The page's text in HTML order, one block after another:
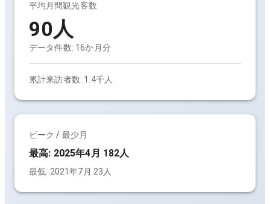
平均月間観光客数
90人
データ件数: 16か月分
累計来訪者数: 1.4千人
ピーク / 最少月
最高: 2025年4月 182人
最低: 2021年7月 23人